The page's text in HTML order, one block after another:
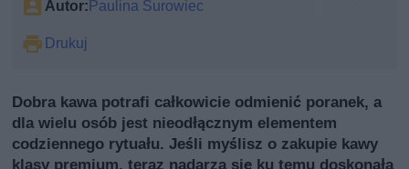
Autor: Paulina Surowiec
Drukuj
Dobra kawa potrafi całkowicie odmienić poranek, a
dla wielu osób jest nieodłącznym elementem
codziennego rytuału. Jeśli myślisz o zakupie kawy
klasy premium, teraz nadarza się ku temu doskonała